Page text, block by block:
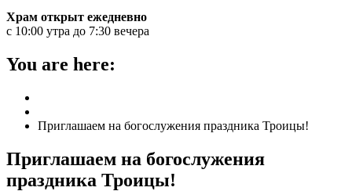
Храм открыт ежедневно
с 10:00 утра до 7:30 вечера
You are here:
Приглашаем на богослужения праздника Троицы!
Приглашаем на богослужения
праздника Троицы!